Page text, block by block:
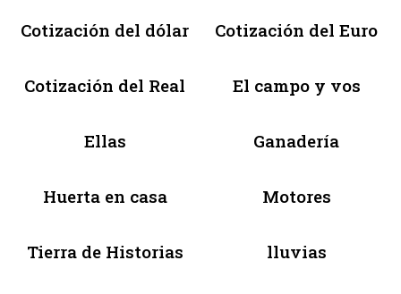
Cotización del dólar Cotización del Euro
Cotización del Real El campo y vos
Ellas Ganadería
Huerta en casa Motores
Tierra de Historias lluvias